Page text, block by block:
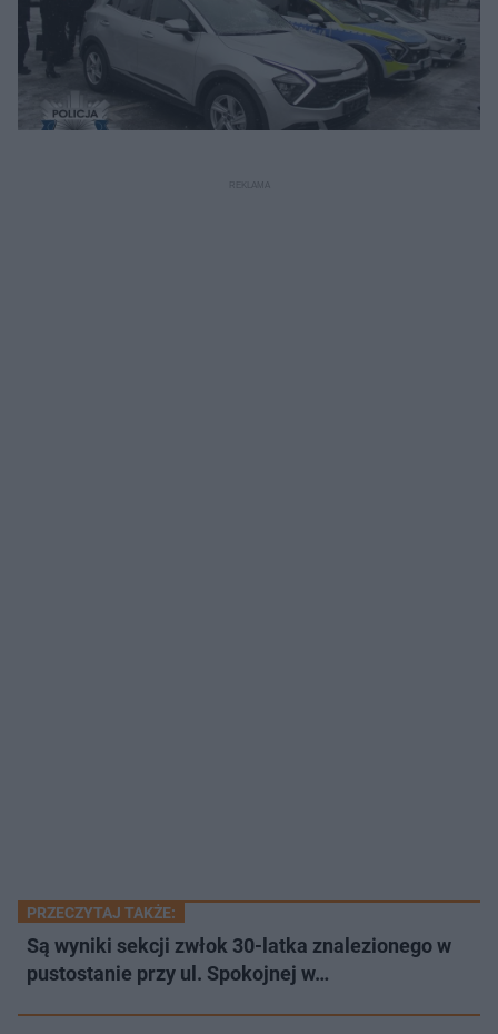
PRZECZYTAJ TAKŻE:
Są wyniki sekcji zwłok 30-latka znalezionego w
pustostanie przy ul. Spokojnej w…